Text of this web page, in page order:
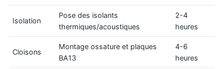
Isolation
Pose des isolants
thermiques/acoustiques
2-4
heures
Cloisons
Montage ossature et plaques
BA13
4-6
heures